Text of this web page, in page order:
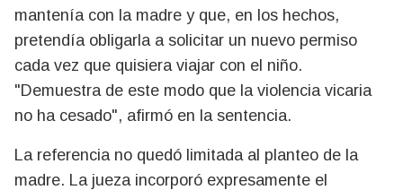
mantenía con la madre y que, en los hechos,
pretendía obligarla a solicitar un nuevo permiso
cada vez que quisiera viajar con el niño.
"Demuestra de este modo que la violencia vicaria
no ha cesado", afirmó en la sentencia.
La referencia no quedó limitada al planteo de la
madre. La jueza incorporó expresamente el